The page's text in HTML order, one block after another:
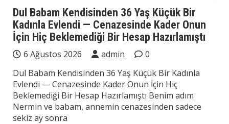
Dul Babam Kendisinden 36 Yaş Küçük Bir
Kadınla Evlendi — Cenazesinde Kader Onun
İçin Hiç Beklemediği Bir Hesap Hazırlamıştı
6 Ağustos 2026 admin
0
Dul Babam Kendisinden 36 Yaş Küçük Bir Kadınla
Evlendi — Cenazesinde Kader Onun İçin Hiç
Beklemediği Bir Hesap Hazırlamıştı Benim adım
Nermin ve babam, annemin cenazesinden sadece
sekiz ay sonra